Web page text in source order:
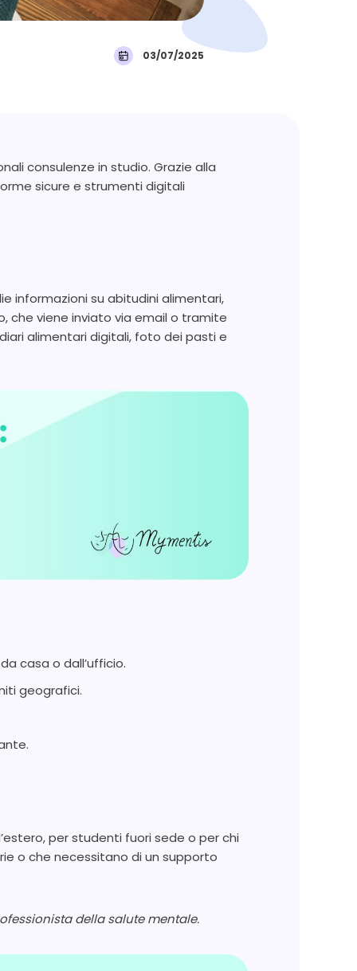
03/07/2025
consulenze in studio. Grazie alla
sicure e strumenti digitali
informazioni su abitudini alimentari,
che viene inviato via email o tramite
alimentari digitali, foto dei pasti e
casa o dall’ufficio.
geografici.
per studenti fuori sede o per chi
o che necessitano di un supporto
della salute mentale.